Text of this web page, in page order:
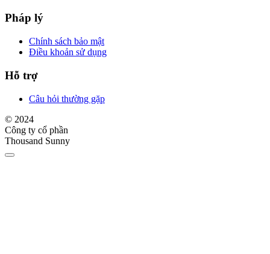
Pháp lý
Chính sách bảo mật
Điều khoản sử dụng
Hỗ trợ
Câu hỏi thường gặp
© 2024
Công ty cổ phần
Thousand Sunny